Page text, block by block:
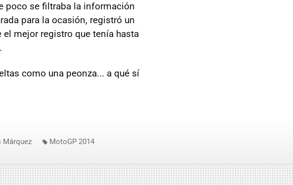
poco se filtraba la información
para la ocasión, registró un
el mejor registro que tenía hasta
como una peonza... a qué sí
Márquez MotoGP 2014